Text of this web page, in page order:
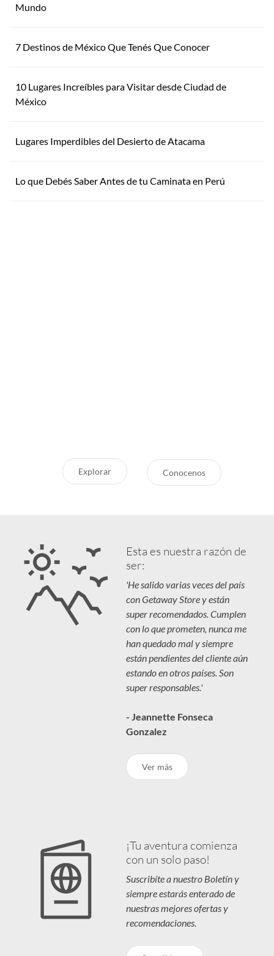
Mundo
7 Destinos de México Que Tenés Que Conocer
10 Lugares Increíbles para Visitar desde Ciudad de
México
Lugares Imperdibles del Desierto de Atacama
Lo que Debés Saber Antes de tu Caminata en Perú
Explorar Conocenos
Esta es nuestra razón de
ser:
'He salido varias veces del país
con Getaway Store y están
super recomendados. Cumplen
con lo que prometen, nunca me
han quedado mal y siempre
están pendientes del cliente aún
estando en otros países. Son
super responsables.'
- Jeannette Fonseca
Gonzalez
Ver más
¡Tu aventura comienza
con un solo paso!
Suscribíte a nuestro Boletín y
siempre estarás enterado de
nuestras mejores ofertas y
recomendaciones.